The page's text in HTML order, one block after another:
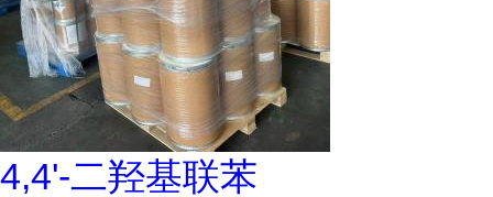
4,4'-二羟基联苯